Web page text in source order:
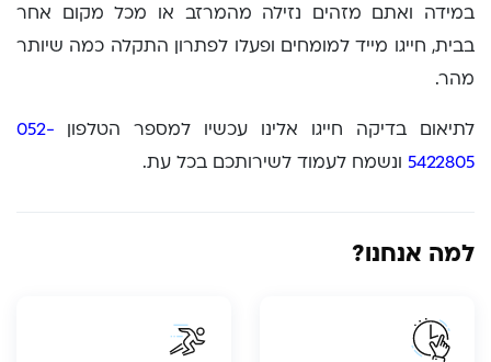
במידה ואתם מזהים נזילה מהמרזב או מכל מקום אחר
בבית, חייגו מייד למומחים ופעלו לפתרון התקלה כמה שיותר
מהר.
לתיאום בדיקה חייגו אלינו עכשיו למספר הטלפון 052-
5422805 ונשמח לעמוד לשירותכם בכל עת.
למה אנחנו?